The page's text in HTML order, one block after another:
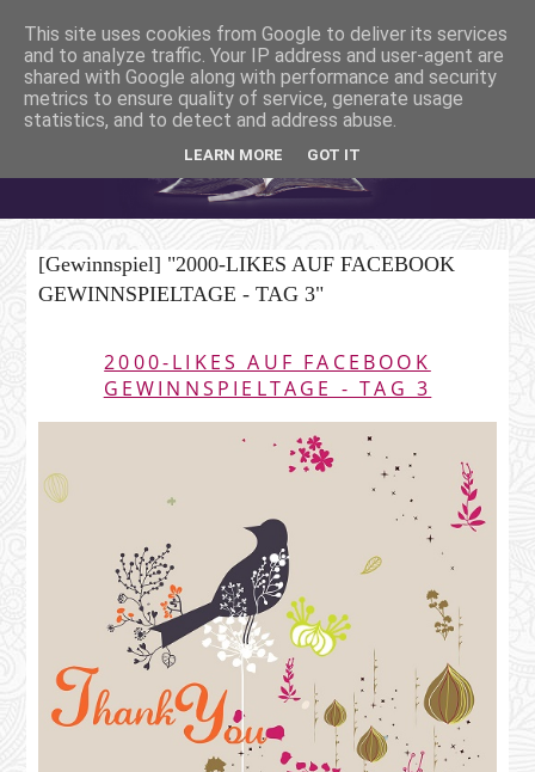
[Gewinnspiel] "2000-LIKES AUF FACEBOOK
GEWINNSPIELTAGE - TAG 3"
2000-LIKES AUF FACEBOOK
GEWINNSPIELTAGE - TAG 3
This site uses cookies from Google to deliver its services
and to analyze traffic. Your IP address and user-agent are
shared with Google along with performance and security
metrics to ensure quality of service, generate usage
statistics, and to detect and address abuse.
LEARN MORE GOT IT